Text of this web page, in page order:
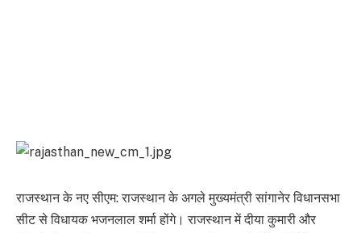
राजस्थान के नए सीएम: राजस्थान के अगले मुख्यमंत्री सांगानेर विधानसभा
सीट से विधायक भजनलाल शर्मा होंगे। राजस्थान में दीया कुमारी और